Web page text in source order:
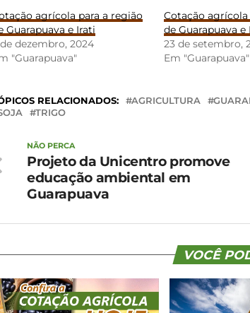
agrícola para a região
Guarapuava e Irati
dezembro, 2024
"Guarapuava"
Cotação
de Guarapuava e
23 de setembro,
Em "Guarapuava"
RELACIONADOS: AGRICULTURA
TRIGO
NÃO PERCA
Projeto da Unicentro promove
educação ambiental em
Guarapuava
VOCÊ